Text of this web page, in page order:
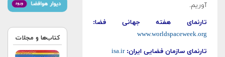
آوریم.
تارنمای هفته جهانی فضا:
www.worldspaceweek.org
تارنمای سازمان فضایی ایران: isa.ir
کتاب‌ها و مجلات